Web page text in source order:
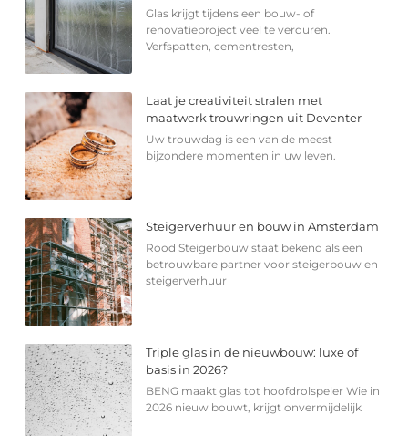
Glas krijgt tijdens een bouw- of
renovatieproject veel te verduren.
Verfspatten, cementresten,
Laat je creativiteit stralen met
maatwerk trouwringen uit Deventer
Uw trouwdag is een van de meest
bijzondere momenten in uw leven.
Steigerverhuur en bouw in Amsterdam
Rood Steigerbouw staat bekend als een
betrouwbare partner voor steigerbouw en
steigerverhuur
Triple glas in de nieuwbouw: luxe of
basis in 2026?
BENG maakt glas tot hoofdrolspeler Wie in
2026 nieuw bouwt, krijgt onvermijdelijk